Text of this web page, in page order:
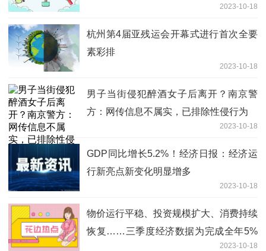
2023-10-18
杭州第4届亚残运会开幕式进行首次全要
素彩排
2023-10-18
男子当街侵犯醉酒女子后离开？南京警
方：网传信息不属实，已排除性侵行为
2023-10-18
GDP同比增长5.2%！经济日报：经济运
行新亮点新变化明显增多
2023-10-18
物价运行平稳、投资规模扩大、消费持续
恢复……三季度经济数据为完成全年5%
2023-10-18